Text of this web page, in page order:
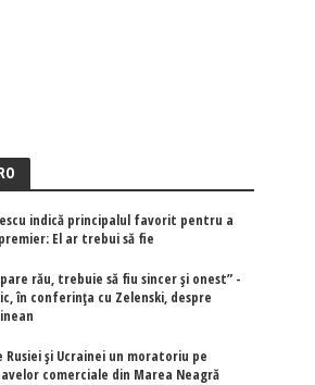
indică principalul favorit pentru a
El ar trebui să fie
pare rău, trebuie să fiu sincer și onest” -
în conferința cu Zelenski, despre
Rusiei și Ucrainei un moratoriu pe
comerciale din Marea Neagră